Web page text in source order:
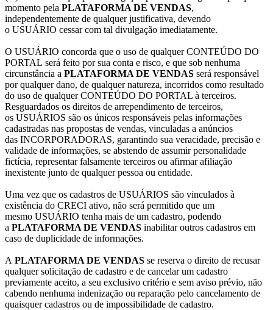
momento pela PLATAFORMA DE VENDAS,
independentemente de qualquer justificativa, devendo
o USUÁRIO cessar com tal divulgação imediatamente.
O USUÁRIO concorda que o uso de qualquer CONTEÚDO DO
PORTAL será feito por sua conta e risco, e que sob nenhuma
circunstância a PLATAFORMA DE VENDAS será responsável
por qualquer dano, de qualquer natureza, incorridos como resultado
do uso de qualquer CONTEÚDO DO PORTAL à terceiros.
Resguardados os direitos de arrependimento de terceiros,
os USUÁRIOS são os únicos responsáveis pelas informações
cadastradas nas propostas de vendas, vinculadas a anúncios
das INCORPORADORAS, garantindo sua veracidade, precisão e
validade de informações, se abstendo de assumir personalidade
fictícia, representar falsamente terceiros ou afirmar afiliação
inexistente junto de qualquer pessoa ou entidade.
Uma vez que os cadastros de USUÁRIOS são vinculados à
existência do CRECI ativo, não será permitido que um
mesmo USUÁRIO tenha mais de um cadastro, podendo
a PLATAFORMA DE VENDAS inabilitar outros cadastros em
caso de duplicidade de informações.
A PLATAFORMA DE VENDAS se reserva o direito de recusar
qualquer solicitação de cadastro e de cancelar um cadastro
previamente aceito, a seu exclusivo critério e sem aviso prévio, não
cabendo nenhuma indenização ou reparação pelo cancelamento de
quaisquer cadastros ou de impossibilidade de cadastro.